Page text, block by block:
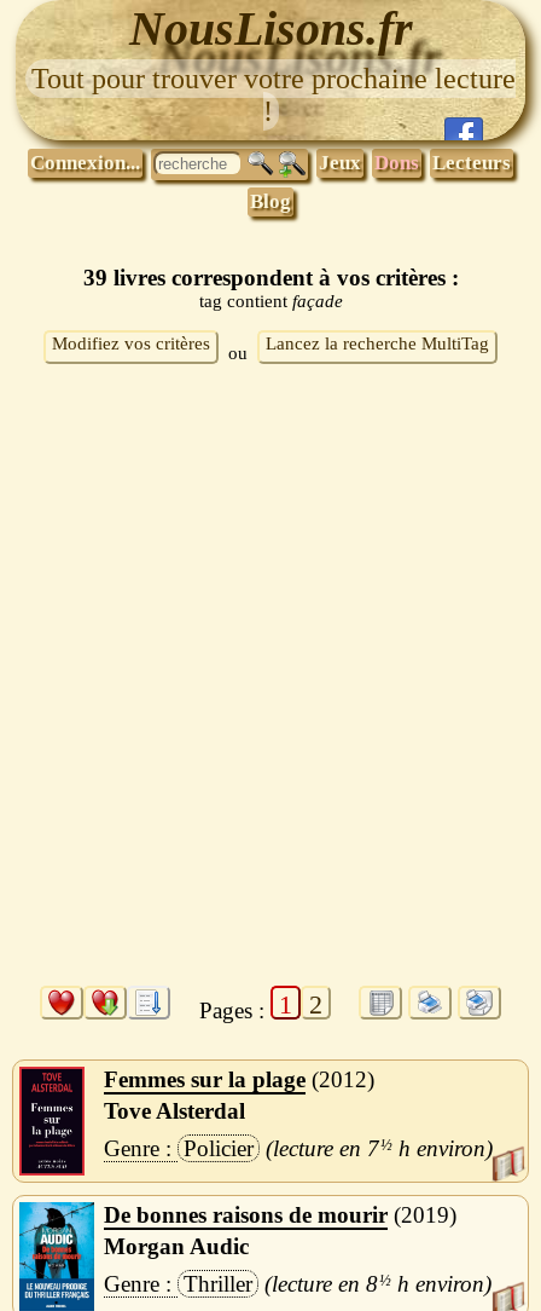
NousLisons.fr
Tout pour trouver votre prochaine lecture
!
Connexion... Jeux Dons Lecteurs
Blog
39 livres correspondent à vos critères :
tag contient façade
Modifiez vos critères ou Lancez la recherche MultiTag
Pages : 1 2
Femmes sur la plage 2012
Tove Alsterdal
Policier
7½ h
De bonnes raisons de mourir 2019
Morgan Audic
Thriller
8½ h